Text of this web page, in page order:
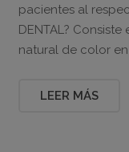
pacientes al
DENTAL?
natural de color
LEER MÁS